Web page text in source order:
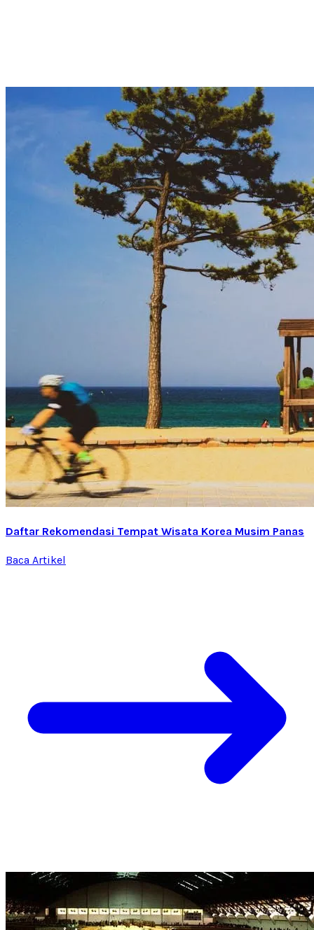
Daftar Rekomendasi Tempat Wisata Korea Musim Panas
Baca Artikel